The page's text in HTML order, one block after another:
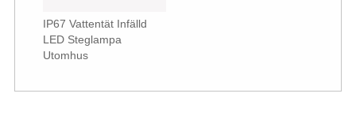
IP67 Vattentät Infälld
LED Steglampa
Utomhus